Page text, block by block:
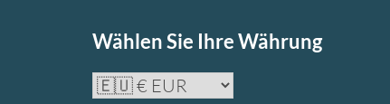
Wählen Sie Ihre Währung